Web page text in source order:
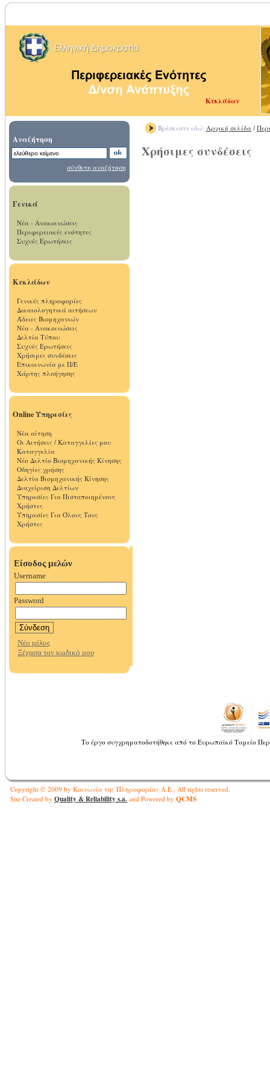
Κυκλάδων
Αναζήτηση
σύνθετη αναζήτηση
Γενικά
Νέα - Ανακοινώσεις
Περιφερειακές ενότητες
Συχνές Ερωτήσεις
Κυκλάδων
Γενικές πληροφορίες
Δικαιολογητικά αιτήσεων
Άδειες Βιομηχανιών
Νέα - Ανακοινώσεις
Δελτία Τύπου
Συχνές Ερωτήσεις
Χρήσιμες συνδέσεις
Επικοινωνία με Π/Ε
Χάρτης πλοήγησης
Online Υπηρεσίες
Νέα αίτηση
Οι Αιτήσεις / Καταγγελίες μου
Καταγγελία
Νέο Δελτίο Βιομηχανικής Κίνησης
Οδηγίες χρήσης
Δελτία Βιομηχανικής Κίνησης
Διαχείριση Δελτίων
Υπηρεσίες Για Πιστοποιημένους
Χρήστες
Υπηρεσίες Για Όλους Τους
Χρήστες
Βρίσκεστε εδώ: Αρχική σελίδα /
Χρήσιμες συνδέσεις
Το έργο συγχρηματοδοτήθηκε από το Ευρωπαϊκό Ταμείο
Copyright © 2009 by Κοινωνία της Πληροφορίας Α.Ε., All rights reserved.
Site Created by Quality & Reliability s.a. and Powered by QCMS